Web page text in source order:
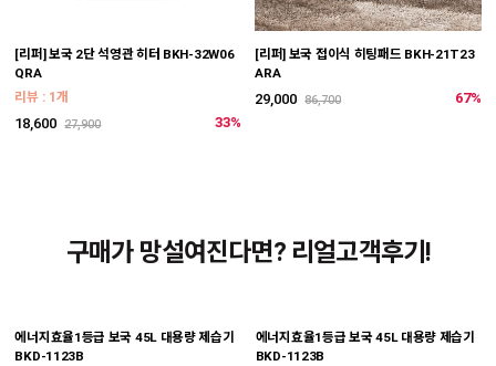
[리퍼] 보국 2단 석영관 히터 BKH-32W06
QRA
리뷰 : 1개
18,600 27,900 33%
[리퍼] 보국 접이식 히팅패드 BKH-21T23
ARA
29,000 86,700 67%
구매가 망설여진다면? 리얼고객후기!
에너지효율1등급 보국 45L 대용량 제습기
BKD-1123B
에너지효율1등급 보국 45L 대용량 제습기
BKD-1123B